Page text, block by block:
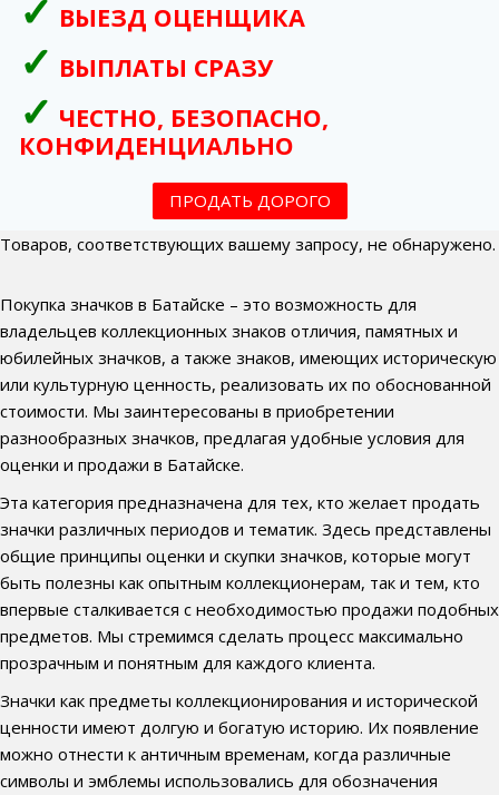
ВЫЕЗД ОЦЕНЩИКА
ВЫПЛАТЫ СРАЗУ
ЧЕСТНО, БЕЗОПАСНО,
КОНФИДЕНЦИАЛЬНО
ПРОДАТЬ ДОРОГО
Товаров, соответствующих вашему запросу, не обнаружено.
Покупка значков в Батайске – это возможность для
владельцев коллекционных знаков отличия, памятных и
юбилейных значков, а также знаков, имеющих историческую
или культурную ценность, реализовать их по обоснованной
стоимости. Мы заинтересованы в приобретении
разнообразных значков, предлагая удобные условия для
оценки и продажи в Батайске.
Эта категория предназначена для тех, кто желает продать
значки различных периодов и тематик. Здесь представлены
общие принципы оценки и скупки значков, которые могут
быть полезны как опытным коллекционерам, так и тем, кто
впервые сталкивается с необходимостью продажи подобных
предметов. Мы стремимся сделать процесс максимально
прозрачным и понятным для каждого клиента.
Значки как предметы коллекционирования и исторической
ценности имеют долгую и богатую историю. Их появление
можно отнести к античным временам, когда различные
символы и эмблемы использовались для обозначения